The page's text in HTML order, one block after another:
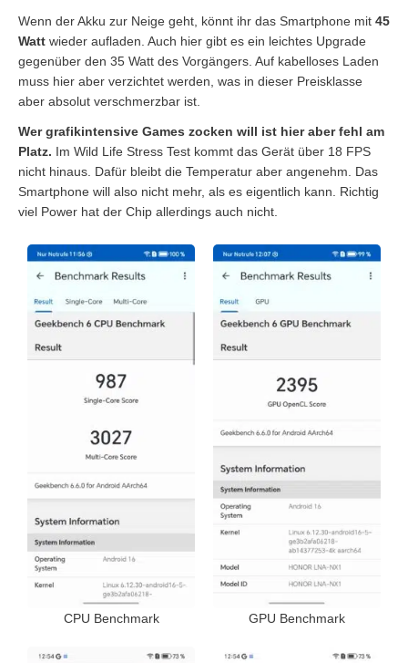
Wenn der Akku zur Neige geht, könnt ihr das Smartphone mit 45
Watt wieder aufladen. Auch hier gibt es ein leichtes Upgrade
gegenüber den 35 Watt des Vorgängers. Auf kabelloses Laden
muss hier aber verzichtet werden, was in dieser Preisklasse
aber absolut verschmerzbar ist.
Wer grafikintensive Games zocken will ist hier aber fehl am
Platz. Im Wild Life Stress Test kommt das Gerät über 18 FPS
nicht hinaus. Dafür bleibt die Temperatur aber angenehm. Das
Smartphone will also nicht mehr, als es eigentlich kann. Richtig
viel Power hat der Chip allerdings auch nicht.
CPU Benchmark GPU Benchmark